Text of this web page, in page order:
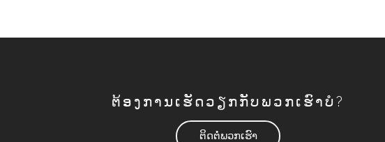
ຕ້ອງການເຮັດວຽກກັບພວກເຮົາບໍ?
ຕິດຕໍ່ພວກເຮົາ